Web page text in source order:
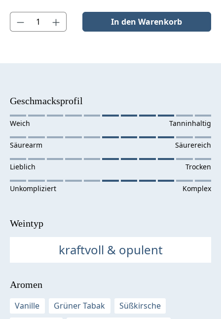
Produkt Anzahl: Gib den gewünschten Wert ein oder benutze
In den Warenkorb
Geschmacksprofil
Weintyp
kraftvoll & opulent
Aromen
Vanille
Grüner Tabak
Süßkirsche